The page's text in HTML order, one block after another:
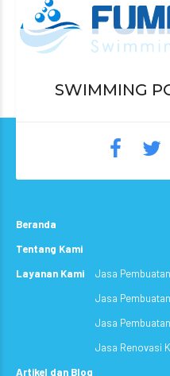
SWIMMING
Beranda
Tentang Kami
Layanan Kami
Jasa
Jasa
Jasa
Jasa Renovasi
Artikel dan Blog